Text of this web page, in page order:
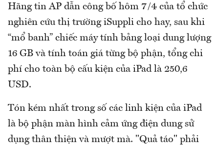
Hãng tin AP dẫn công bố hôm 7/4 của tổ chức
nghiên cứu thị trường iSuppli cho hay, sau khi
“mổ banh” chiếc máy tính bảng loại dung lượng
16 GB và tính toán giá từng bộ phận, tổng chi
phí cho toàn bộ cấu kiện của iPad là 250,6
USD.
Tón kém nhất trong số các linh kiện của iPad
là bộ phận màn hình cảm ứng điện dung sử
dụng thân thiện và mượt mà. "Quả táo" phải